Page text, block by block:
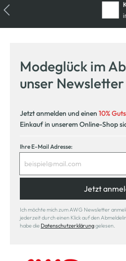
Kostenfreie
innerhalb 14
Modeglück im
unser Newsletter
Jetzt anmelden und einen 10%
Einkauf in unserem Online-Shop
Ihre E-Mail Adresse:
Jetzt
Ich möchte mich zum AWG Newsletter
jederzeit durch einen Klick auf den
habe die Datenschutzerklärunggelesen.